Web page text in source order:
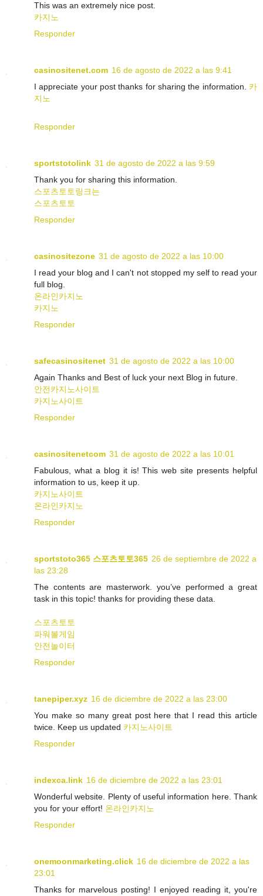
This was an extremely nice post.
카지노
Responder
casinositenet.com 16 de agosto de 2022 a las 9:41
I appreciate your post thanks for sharing the information. 카
지노
Responder
sportstotolink 31 de agosto de 2022 a las 9:59
Thank you for sharing this information.
스포츠토토링크는
스포츠토토
Responder
casinositezone 31 de agosto de 2022 a las 10:00
I read your blog and I can't not stopped my self to read your
full blog.
온라인카지노
카지노
Responder
safecasinositenet 31 de agosto de 2022 a las 10:00
Again Thanks and Best of luck your next Blog in future.
안전카지노사이트
카지노사이트
Responder
casinositenetcom 31 de agosto de 2022 a las 10:01
Fabulous, what a blog it is! This web site presents helpful
information to us, keep it up.
카지노사이트
온라인카지노
Responder
sportstoto365 스포츠토토365 26 de septiembre de 2022 a
las 23:28
The contents are masterwork. you’ve performed a great
task in this topic! thanks for providing these data.
스포츠토토
파워볼게임
안전놀이터
Responder
tanepiper.xyz 16 de diciembre de 2022 a las 23:00
You make so many great post here that I read this article
twice. Keep us updated 카지노사이트
Responder
indexca.link 16 de diciembre de 2022 a las 23:01
Wonderful website. Plenty of useful information here. Thank
you for your effort! 온라인카지노
Responder
onemoonmarketing.click 16 de diciembre de 2022 a las
23:01
Thanks for marvelous posting! I enjoyed reading it, you're